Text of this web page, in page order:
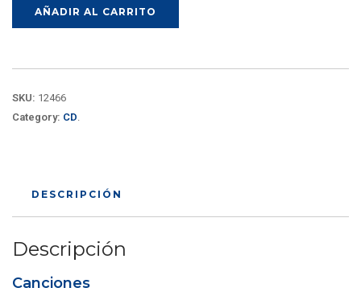
AÑADIR AL CARRITO
SKU: 12466
Category: CD.
DESCRIPCIÓN
Descripción
Canciones